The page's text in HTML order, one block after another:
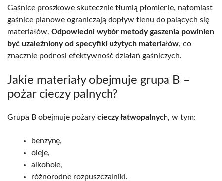
Gaśnice proszkowe skutecznie tłumią płomienie, natomiast
gaśnice pianowe ograniczają dopływ tlenu do palących się
materiałów. Odpowiedni wybór metody gaszenia powinien
być uzależniony od specyfiki użytych materiałów, co
znacznie podnosi efektywność działań gaśniczych.
Jakie materiały obejmuje grupa B –
pożar cieczy palnych?
Grupa B obejmuje pożary cieczy łatwopalnych, w tym:
benzynę,
oleje,
alkohole,
różnorodne rozpuszczalniki.